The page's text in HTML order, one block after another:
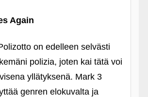
Again
on edelleen selvästi
polizia, joten kai tätä voi
yllätyksenä. Mark 3
genren elokuvalta ja